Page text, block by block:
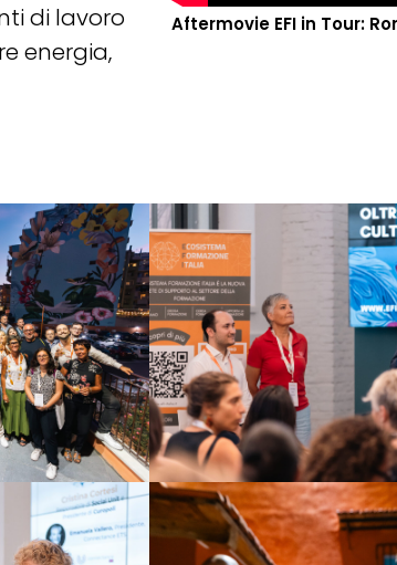
di lavoro
energia,
Aftermovie EFI in Tour: